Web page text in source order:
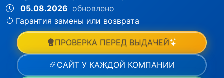
05.08.2026 обновлено
Гарантия замены или возврата
ПРОВЕРКА ПЕРЕД ВЫДАЧЕЙ
САЙТ У КАЖДОЙ КОМПАНИИ